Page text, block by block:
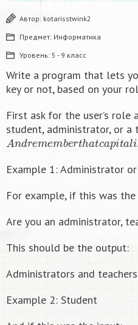
Автор: kotarisstwink2
Предмет: Информатика
Уровень: 5 - 9 класс
Write a program that lets
key or not, based on your
First ask for the user’s role
student, administrator, or a
Andrememberthatcapi ta iz
Example 1: Administrator or
For example, if this was
Are you an administrator,
This should be the output:
Administrators and
Example 2: Student